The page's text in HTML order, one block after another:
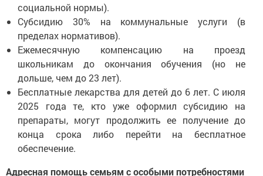
социальной нормы).
Субсидию 30% на коммунальные услуги (в
пределах нормативов).
Ежемесячную компенсацию на проезд
школьникам до окончания обучения (но не
дольше, чем до 23 лет).
Бесплатные лекарства для детей до 6 лет. С июля
2025 года те, кто уже оформил субсидию на
препараты, могут продолжить ее получение до
конца срока либо перейти на бесплатное
обеспечение.
Адресная помощь семьям с особыми потребностями